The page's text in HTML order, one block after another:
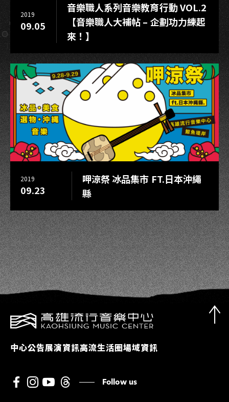
2019
09.05
音樂職人系列音樂教育行動 VOL.2
【音樂職人大補帖 – 企劃功力練起
來！】
2019
09.23
呷涼祭 冰品集市 FT.日本沖繩
縣
中心公告展演資訊高流生活圈場域資訊
Follow us